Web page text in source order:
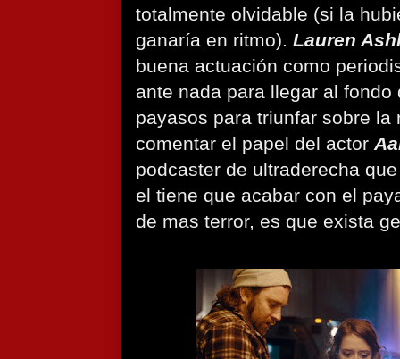
totalmente olvidable (si la
ganaría en ritmo). Lauren
buena actuación como
ante nada para llegar al
payasos para triunfar sobre la
comentar el papel del actor
podcaster de ultraderecha
el tiene que acabar con el
de mas terror, es que exista